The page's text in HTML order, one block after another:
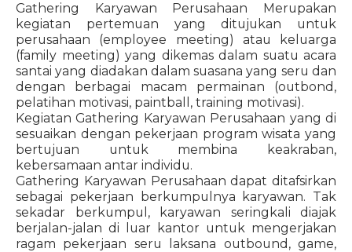
Gathering Karyawan Perusahaan Merupakan
kegiatan pertemuan yang ditujukan untuk
perusahaan (employee meeting) atau keluarga
(family meeting) yang dikemas dalam suatu acara
santai yang diadakan dalam suasana yang seru dan
dengan berbagai macam permainan (outbond,
pelatihan motivasi, paintball, training motivasi).
Kegiatan Gathering Karyawan Perusahaan yang di
sesuaikan dengan pekerjaan program wisata yang
bertujuan untuk membina keakraban,
kebersamaan antar individu.
Gathering Karyawan Perusahaan dapat ditafsirkan
sebagai pekerjaan berkumpulnya karyawan. Tak
sekadar berkumpul, karyawan seringkali diajak
berjalan-jalan di luar kantor untuk mengerjakan
ragam pekerjaan seru laksana outbound, game,